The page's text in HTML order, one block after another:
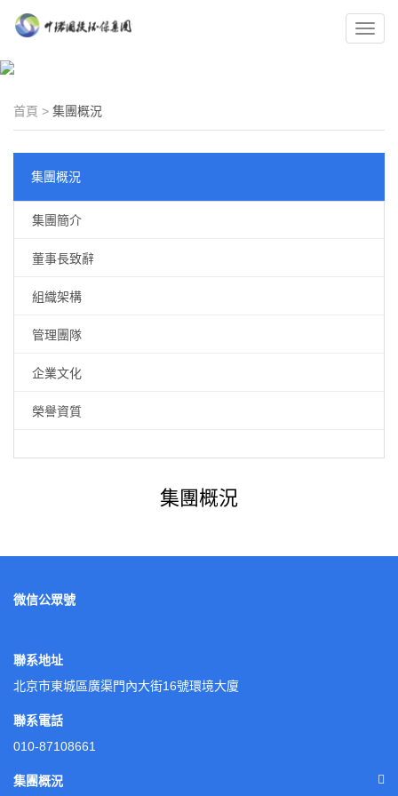
首頁 > 集團概況
集團概況
集團簡介
董事長致辭
組織架構
管理團隊
企業文化
榮譽資質
集團概況
微信公眾號
聯系地址
北京市東城區廣渠門內大街16號環境大廈
聯系電話
010-87108661
集團概況